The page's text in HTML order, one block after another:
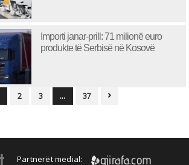
Importi janar-prill: 71 milionë euro
produkte të Serbisë në Kosovë
2 3 … 37 
Partnerët medial: